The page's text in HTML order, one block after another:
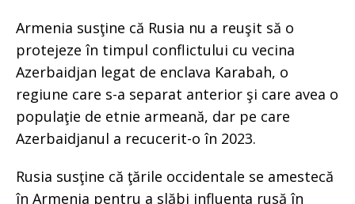
Armenia susţine că Rusia nu a reuşit să o
protejeze în timpul conflictului cu vecina
Azerbaidjan legat de enclava Karabah, o
regiune care s-a separat anterior şi care avea o
populaţie de etnie armeană, dar pe care
Azerbaidjanul a recucerit-o în 2023.
Rusia susţine că ţările occidentale se amestecă
în Armenia pentru a slăbi influenţa rusă în